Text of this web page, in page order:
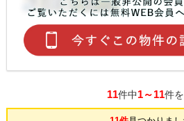
11件中1～11件